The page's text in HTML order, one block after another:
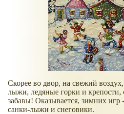
Скорее во двор, на свежий
лыжи, ледяные горки и
забавы! Оказывается, зимних игр
санки-лыжи и снеговики.